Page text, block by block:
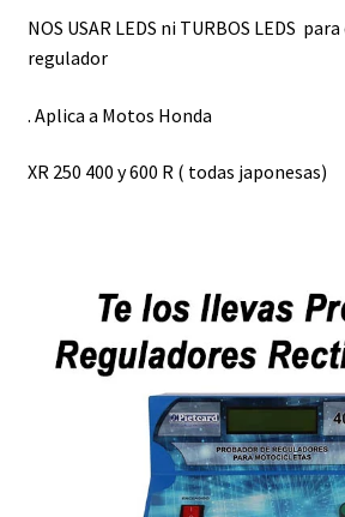
NOS USAR LEDS ni TURBOS LEDS
regulador
. Aplica a Motos Honda
XR 250 400 y 600 R ( todas japonesas)